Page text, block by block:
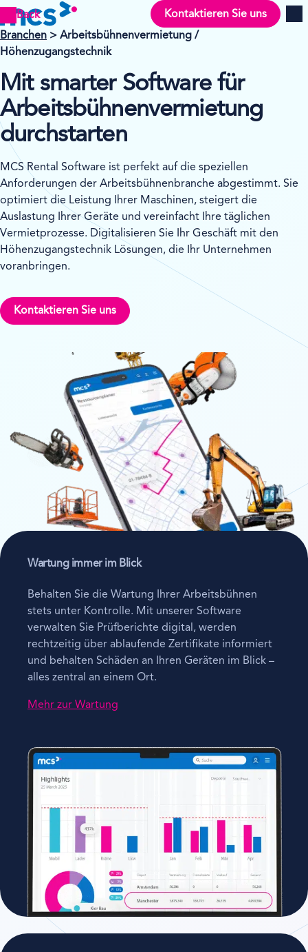
Back Kontaktieren Sie uns
Branchen > Arbeitsbühnenvermietung /
Höhenzugangstechnik
Mit smarter Software für
Arbeitsbühnenvermietung
durchstarten
MCS Rental Software ist perfekt auf die speziellen
Anforderungen der Arbeitsbühnenbranche abgestimmt. Sie
optimiert die Leistung Ihrer Maschinen, steigert die
Auslastung Ihrer Geräte und vereinfacht Ihre täglichen
Vermietprozesse. Digitalisieren Sie Ihr Geschäft mit den
Höhenzugangstechnik Lösungen, die Ihr Unternehmen
voranbringen.
Kontaktieren Sie uns
Wartung immer im Blick
Behalten Sie die Wartung Ihrer Arbeitsbühnen
stets unter Kontrolle. Mit unserer Software
verwalten Sie Prüfberichte digital, werden
rechtzeitig über ablaufende Zertifikate informiert
und behalten Schäden an Ihren Geräten im Blick –
alles zentral an einem Ort.
Mehr zur Wartung